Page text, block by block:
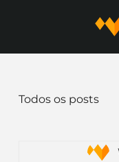
Todos os posts
Dicas de